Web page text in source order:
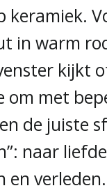
keramiek.
in warm
kijkt
om met
de juiste
naar
en